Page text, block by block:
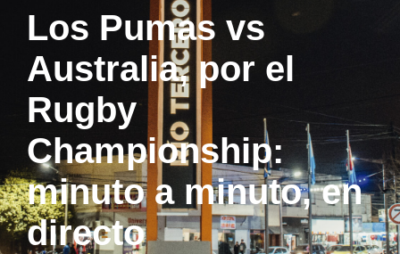
Los Pumas vs
Australia, por el
Rugby
Championship:
minuto a minuto, en
directo